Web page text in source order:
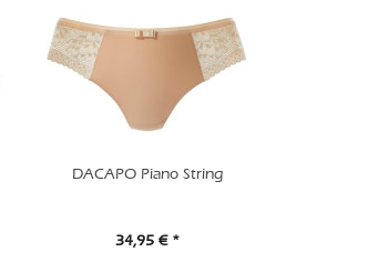
DACAPO Piano String
34,95 € *